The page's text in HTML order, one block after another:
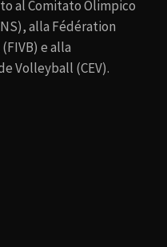
al Comitato Olimpico
alla Fédération
e alla
Volleyball (CEV).